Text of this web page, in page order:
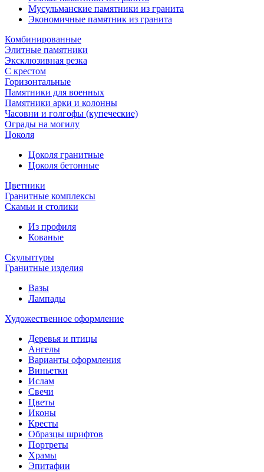
Мусульманские памятники из гранита
Экономичные памятник из гранита
Комбинированные
Элитные памятники
Эксклюзивная резка
С крестом
Горизонтальные
Памятники для военных
Памятники арки и колонны
Часовни и голгофы (купеческие)
Ограды на могилу
Цоколя
Цоколя гранитные
Цоколя бетонные
Цветники
Гранитные комплексы
Cкамьи и столики
Из профиля
Кованые
Скульптуры
Гранитные изделия
Вазы
Лампады
Художественное оформление
Деревья и птицы
Ангелы
Варианты оформления
Виньетки
Ислам
Свечи
Цветы
Иконы
Кресты
Образцы шрифтов
Портреты
Храмы
Эпитафии